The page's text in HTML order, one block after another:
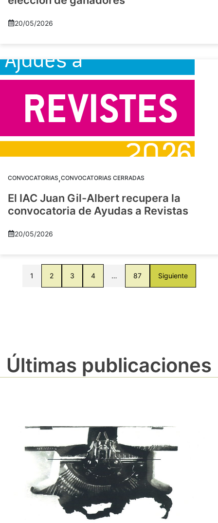
20/05/2026
CONVOCATORIAS,CONVOCATORIAS CERRADAS
El IAC Juan Gil-Albert recupera la
convocatoria de Ayudas a Revistas
20/05/2026
1 2 3 4 … 87 Siguiente
Últimas publicaciones